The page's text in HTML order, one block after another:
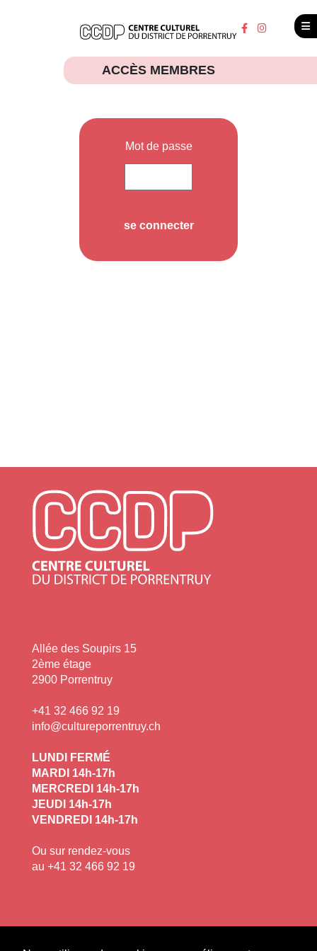
ACCÈS MEMBRES
Mot de passe
se connecter
Allée des Soupirs 15
2ème étage
2900 Porrentruy
+41 32 466 92 19
info@cultureporrentruy.ch
LUNDI FERMÉ
MARDI 14h-17h
MERCREDI 14h-17h
JEUDI 14h-17h
VENDREDI 14h-17h
Ou sur rendez-vous
au +41 32 466 92 19